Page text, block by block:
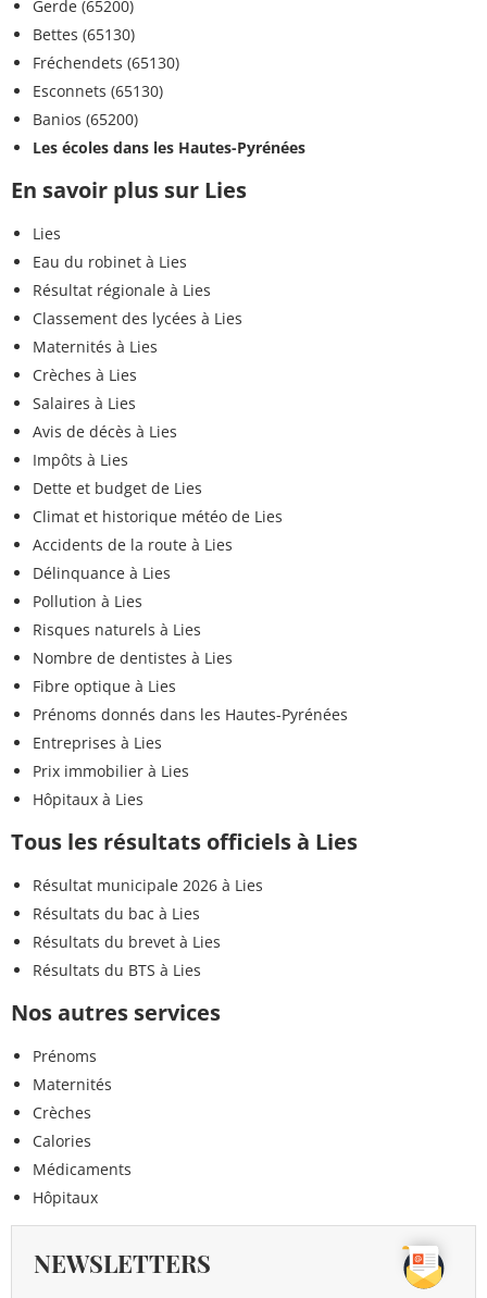
Gerde (65200)
Bettes (65130)
Fréchendets (65130)
Esconnets (65130)
Banios (65200)
Les écoles dans les Hautes-Pyrénées
En savoir plus sur Lies
Lies
Eau du robinet à Lies
Résultat régionale à Lies
Classement des lycées à Lies
Maternités à Lies
Crèches à Lies
Salaires à Lies
Avis de décès à Lies
Impôts à Lies
Dette et budget de Lies
Climat et historique météo de Lies
Accidents de la route à Lies
Délinquance à Lies
Pollution à Lies
Risques naturels à Lies
Nombre de dentistes à Lies
Fibre optique à Lies
Prénoms donnés dans les Hautes-Pyrénées
Entreprises à Lies
Prix immobilier à Lies
Hôpitaux à Lies
Tous les résultats officiels à Lies
Résultat municipale 2026 à Lies
Résultats du bac à Lies
Résultats du brevet à Lies
Résultats du BTS à Lies
Nos autres services
Prénoms
Maternités
Crèches
Calories
Médicaments
Hôpitaux
NEWSLETTERS